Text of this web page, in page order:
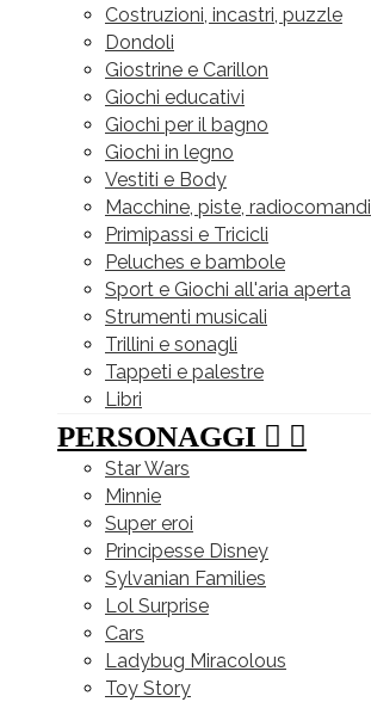
Costruzioni, incastri, puzzle
Dondoli
Giostrine e Carillon
Giochi educativi
Giochi per il bagno
Giochi in legno
Vestiti e Body
Macchine, piste, radiocomandi
Primipassi e Tricicli
Peluches e bambole
Sport e Giochi all'aria aperta
Strumenti musicali
Trillini e sonagli
Tappeti e palestre
Libri
PERSONAGGI  
Star Wars
Minnie
Super eroi
Principesse Disney
Sylvanian Families
Lol Surprise
Cars
Ladybug Miracolous
Toy Story